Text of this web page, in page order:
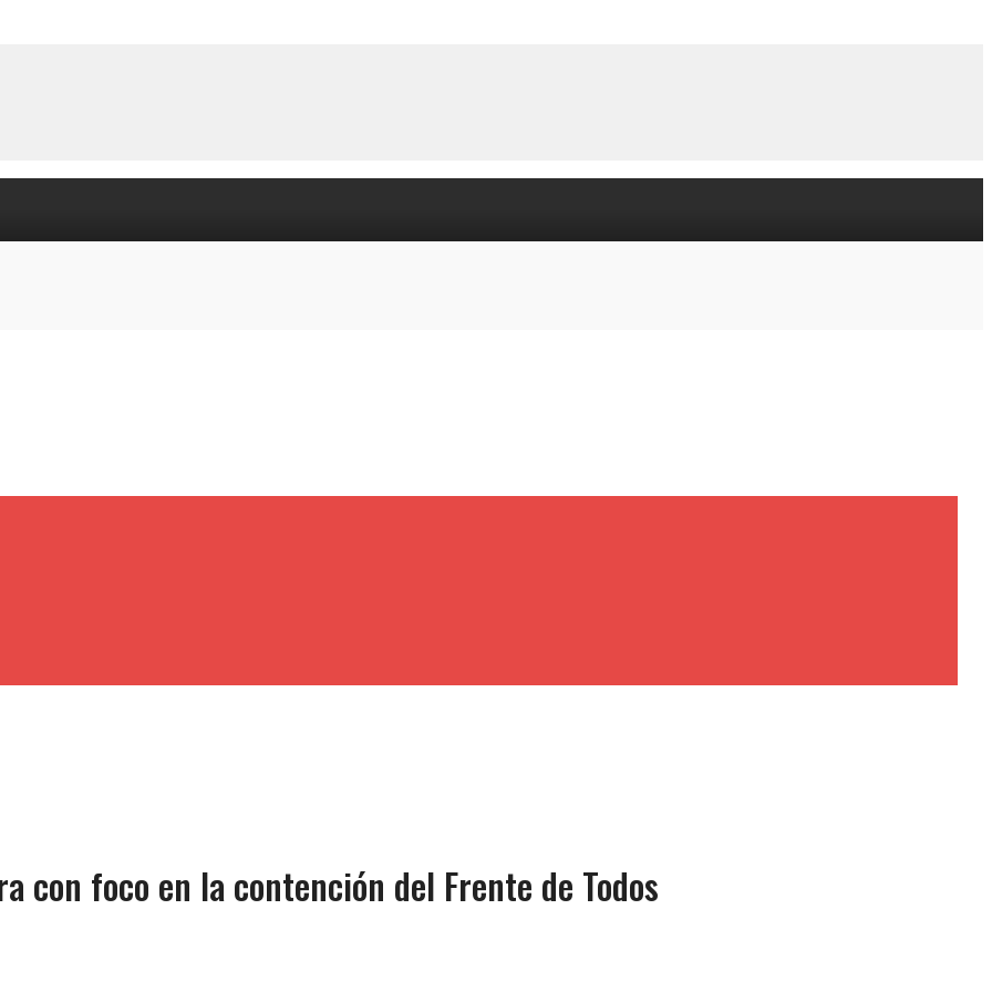
con foco en la contención del Frente de Todos